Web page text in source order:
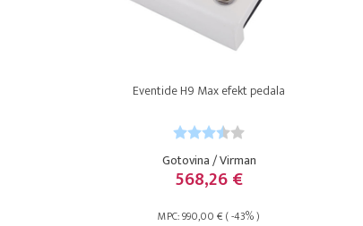
Eventide H9 Max efekt pedala
Gotovina / Virman
568,26 €
MPC: 990,00 € ( -43% )